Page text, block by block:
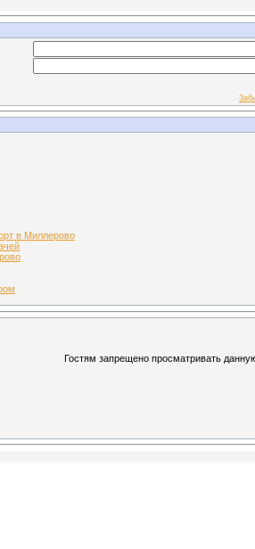
в Миллерово
Гостям запрещено просматривать